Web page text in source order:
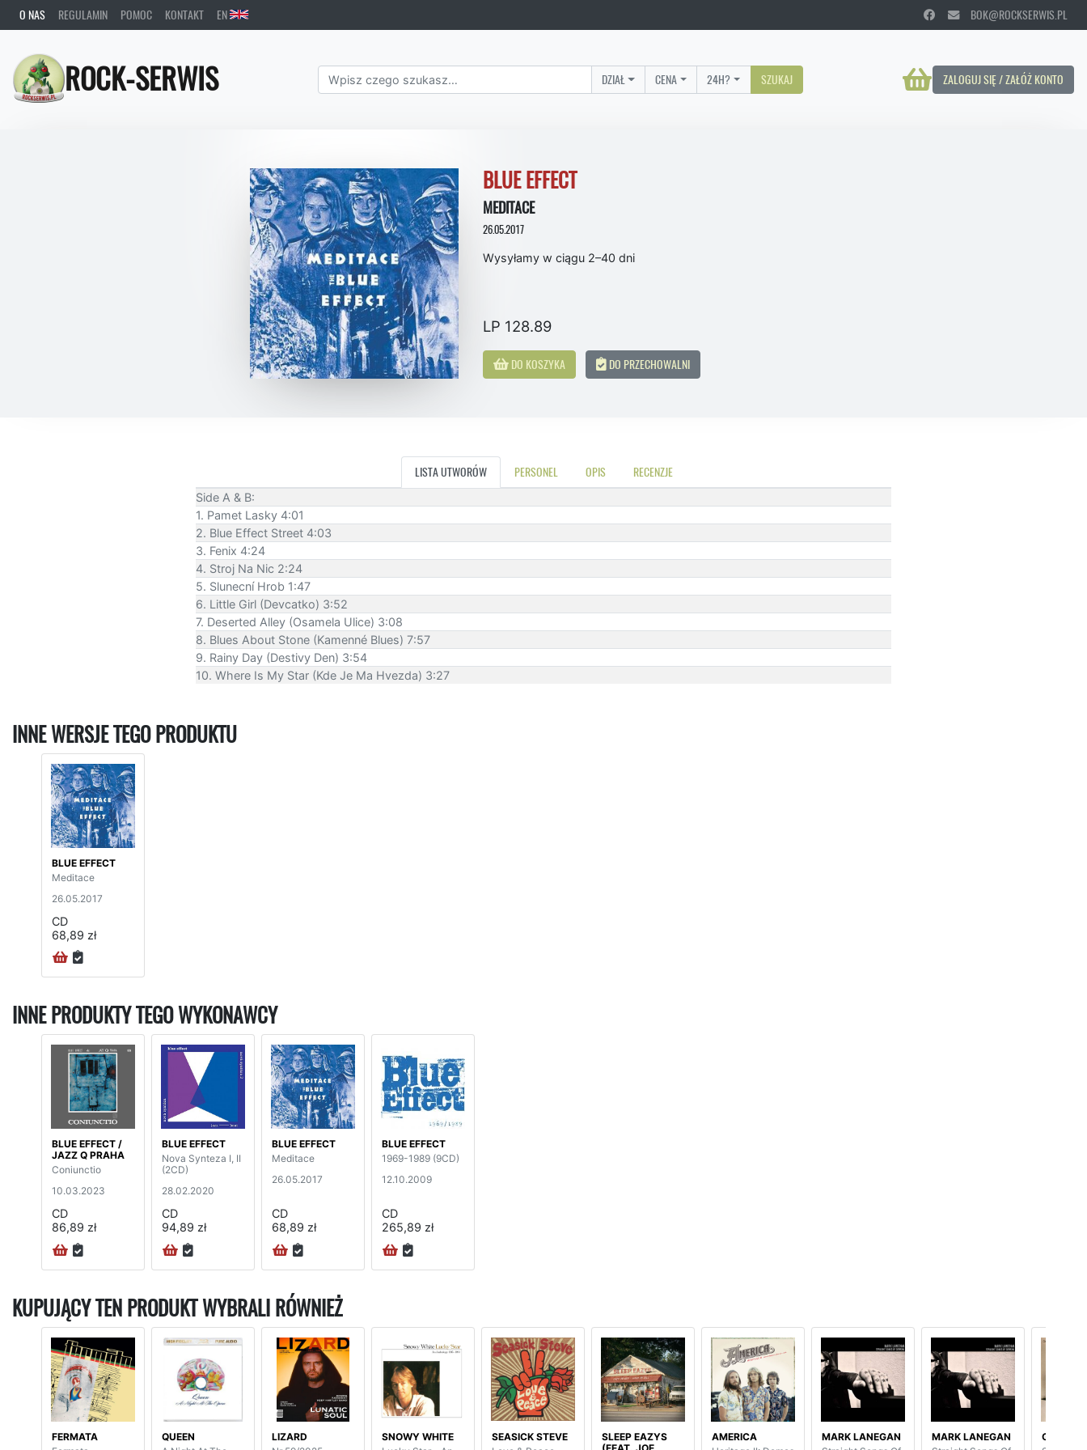
O NAS REGULAMIN POMOC KONTAKT EN BOK@ROCKSERWIS.PL
ROCK-SERWIS ZALOGUJ SIĘ / ZAŁÓŻ KONTO
DZIAŁ CENA 24H? SZUKAJ
BLUE EFFECT
MEDITACE
26.05.2017
Wysyłamy w ciągu 2–40 dni
LP 128.89
DO KOSZYKA DO PRZECHOWALNI
LISTA UTWORÓW PERSONEL OPIS RECENZJE
Side A & B:
1. Pamet Lasky 4:01
2. Blue Effect Street 4:03
3. Fenix 4:24
4. Stroj Na Nic 2:24
5. Slunecní Hrob 1:47
6. Little Girl (Devcatko) 3:52
7. Deserted Alley (Osamela Ulice) 3:08
8. Blues About Stone (Kamenné Blues) 7:57
9. Rainy Day (Destivy Den) 3:54
10. Where Is My Star (Kde Je Ma Hvezda) 3:27
INNE WERSJE TEGO PRODUKTU
BLUE EFFECT
Meditace
26.05.2017
CD
68,89 zł
INNE PRODUKTY TEGO WYKONAWCY
BLUE EFFECT /
JAZZ Q PRAHA
Coniunctio
10.03.2023
CD
86,89 zł
BLUE EFFECT
Nova Synteza I, II
(2CD)
28.02.2020
CD
94,89 zł
BLUE EFFECT
Meditace
26.05.2017
CD
68,89 zł
BLUE EFFECT
1969-1989 (9CD)
12.10.2009
CD
265,89 zł
KUPUJĄCY TEN PRODUKT WYBRALI RÓWNIEŻ
FERMATA
QUEEN
LIZARD
SNOWY WHITE
SEASICK STEVE
SLEEP EAZYS
AMERICA
MARK LANEGAN
MARK LANEGAN